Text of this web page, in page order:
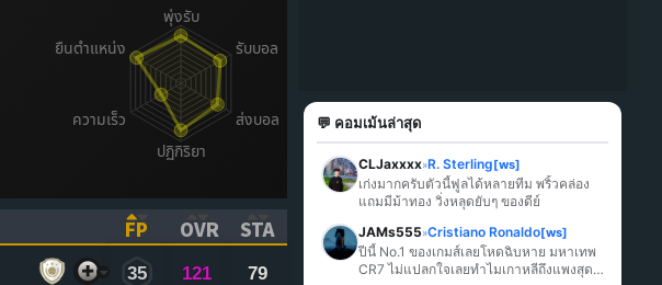
FP
(CLICK TO SORT ASCENDING)
OVR
(CLICK TO SORT ASCENDING)
STA
(CLICK TO SORT ASCENDING)
35 121 79
💬 คอมเม้นล่าสุด
CLJaxxxx»R. Sterling[ws]
เก่งมากครับตัวนี้ฟูลได้หลายทีม พริ้วคล่อง
แถมมีม้าทอง วิ่งหลุดยับๆ ของดีย์
JAMs555»Cristiano Ronaldo[ws]
ปีนี้ No.1 ของเกมส์เลยโหดฉิบหาย มหาเทพ
CR7 ไม่แปลกใจเลยทำไมเกาหลีถึงแพงสุด